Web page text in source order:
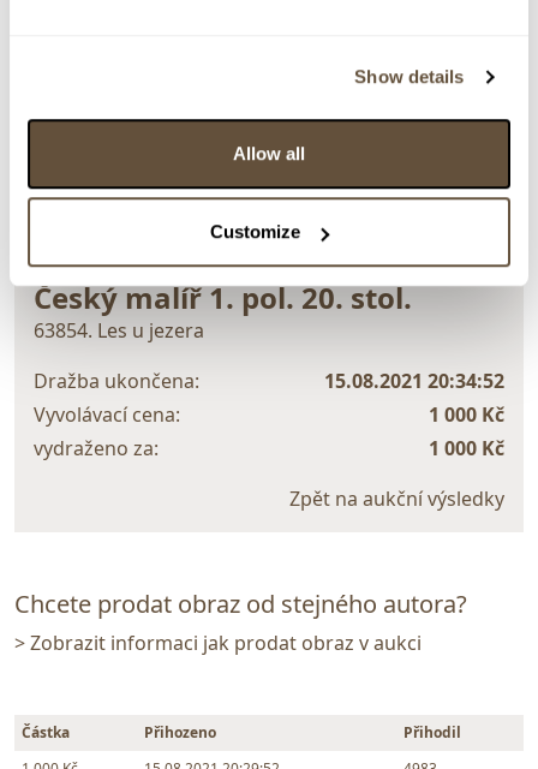
Show details
Allow all
Customize> zpět na aukční výsledky
Český malíř 1. pol. 20. stol.
63854. Les u jezera
Dražba ukončena:
15.08.2021 20:34:52
Vyvolávací cena:
1 000 Kč
vydraženo za:
1 000 Kč
Zpět na aukční výsledky
Chcete prodat obraz od stejného autora?
> Zobrazit informaci jak prodat obraz v aukci
Částka Přihozeno
Přihodil